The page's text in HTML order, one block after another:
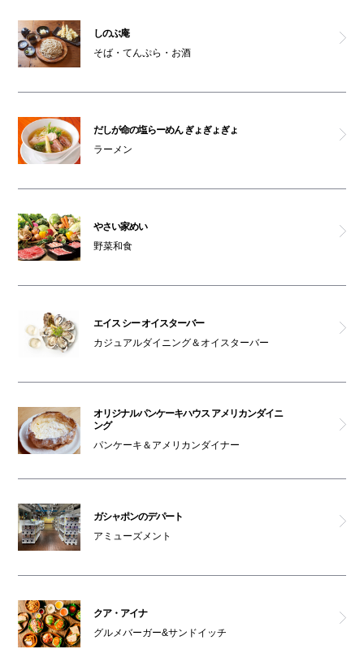
車椅子利用可能トイレ(6F)
オストメイト対応トイレ(6F)
しのぶ庵
そば・てんぷら・お酒
だしが命の塩らーめん ぎょぎょぎょ
ラーメン
やさい家めい
野菜和食
エイス シー オイスターバー
カジュアルダイニング＆オイスターバー
オリジナルパンケーキハウス アメリカンダイニ
ング
パンケーキ＆アメリカンダイナー
ガシャポンのデパート
アミューズメント
クア・アイナ
グルメバーガー&サンドイッチ